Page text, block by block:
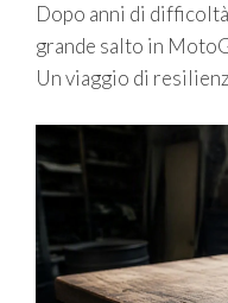
Dopo anni di
grande salto in
Un viaggio di